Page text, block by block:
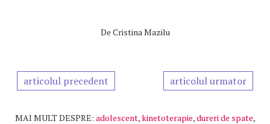
De Cristina Mazilu
articolul precedent articolul urmator
MAI MULT DESPRE: adolescent,kinetoterapie,dureri de spate,